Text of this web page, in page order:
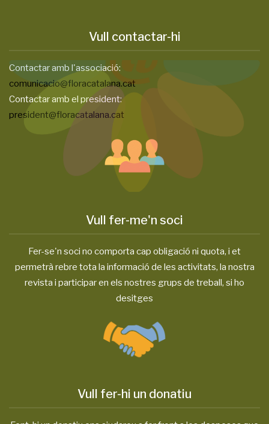
Vull contactar-hi
Contactar amb l'associació:
comunicacio@floracatalana.cat
Contactar amb el president:
president@floracatalana.cat
Vull fer-me'n soci
Fer-se'n soci no comporta cap obligació ni quota, i et
permetrà rebre tota la informació de les activitats, la nostra
revista i participar en els nostres grups de treball, si ho
desitges
Vull fer-hi un donatiu